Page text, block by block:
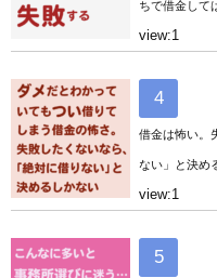
ちで借金して
view:1
借金は怖い。
ない」と決め
view:1